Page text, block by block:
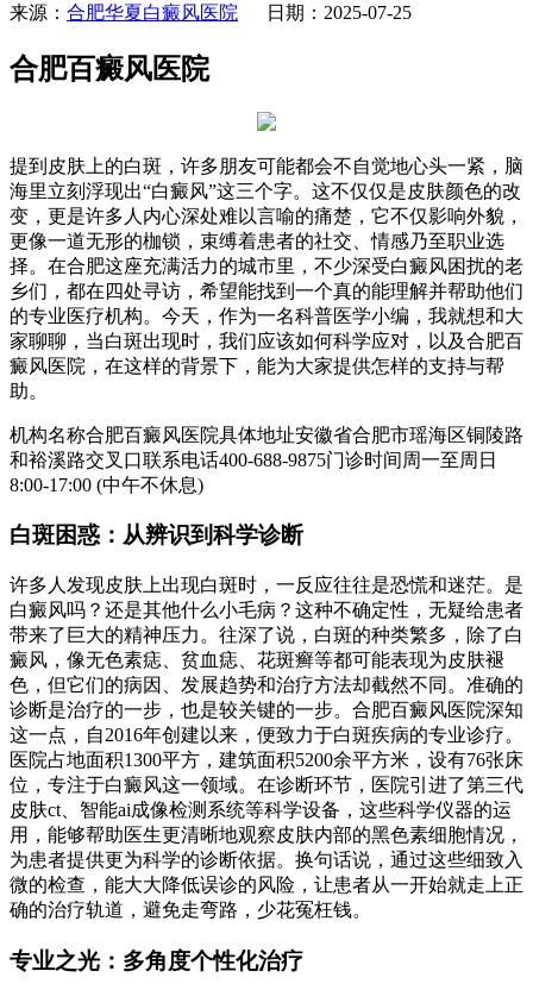
来源： 合肥华夏白癜风医院 日期：2025-07-25
合肥百癜风医院
提到皮肤上的白斑，许多朋友可能都会不自觉地心头一紧，脑
海里立刻浮现出“白癜风”这三个字。这不仅仅是皮肤颜色的改
变，更是许多人内心深处难以言喻的痛楚，它不仅影响外貌，
更像一道无形的枷锁，束缚着患者的社交、情感乃至职业选
择。在合肥这座充满活力的城市里，不少深受白癜风困扰的老
乡们，都在四处寻访，希望能找到一个真的能理解并帮助他们
的专业医疗机构。今天，作为一名科普医学小编，我就想和大
家聊聊，当白斑出现时，我们应该如何科学应对，以及合肥百
癜风医院，在这样的背景下，能为大家提供怎样的支持与帮
助。
机构名称合肥百癜风医院具体地址安徽省合肥市瑶海区铜陵路
和裕溪路交叉口联系电话400-688-9875门诊时间周一至周日
8:00-17:00 (中午不休息)
白斑困惑：从辨识到科学诊断
许多人发现皮肤上出现白斑时，一反应往往是恐慌和迷茫。是
白癜风吗？还是其他什么小毛病？这种不确定性，无疑给患者
带来了巨大的精神压力。往深了说，白斑的种类繁多，除了白
癜风，像无色素痣、贫血痣、花斑癣等都可能表现为皮肤褪
色，但它们的病因、发展趋势和治疗方法却截然不同。准确的
诊断是治疗的一步，也是较关键的一步。合肥百癜风医院深知
这一点，自2016年创建以来，便致力于白斑疾病的专业诊疗。
医院占地面积1300平方，建筑面积5200余平方米，设有76张床
位，专注于白癜风这一领域。在诊断环节，医院引进了第三代
皮肤ct、智能ai成像检测系统等科学设备，这些科学仪器的运
用，能够帮助医生更清晰地观察皮肤内部的黑色素细胞情况，
为患者提供更为科学的诊断依据。换句话说，通过这些细致入
微的检查，能大大降低误诊的风险，让患者从一开始就走上正
确的治疗轨道，避免走弯路，少花冤枉钱。
专业之光：多角度个性化治疗